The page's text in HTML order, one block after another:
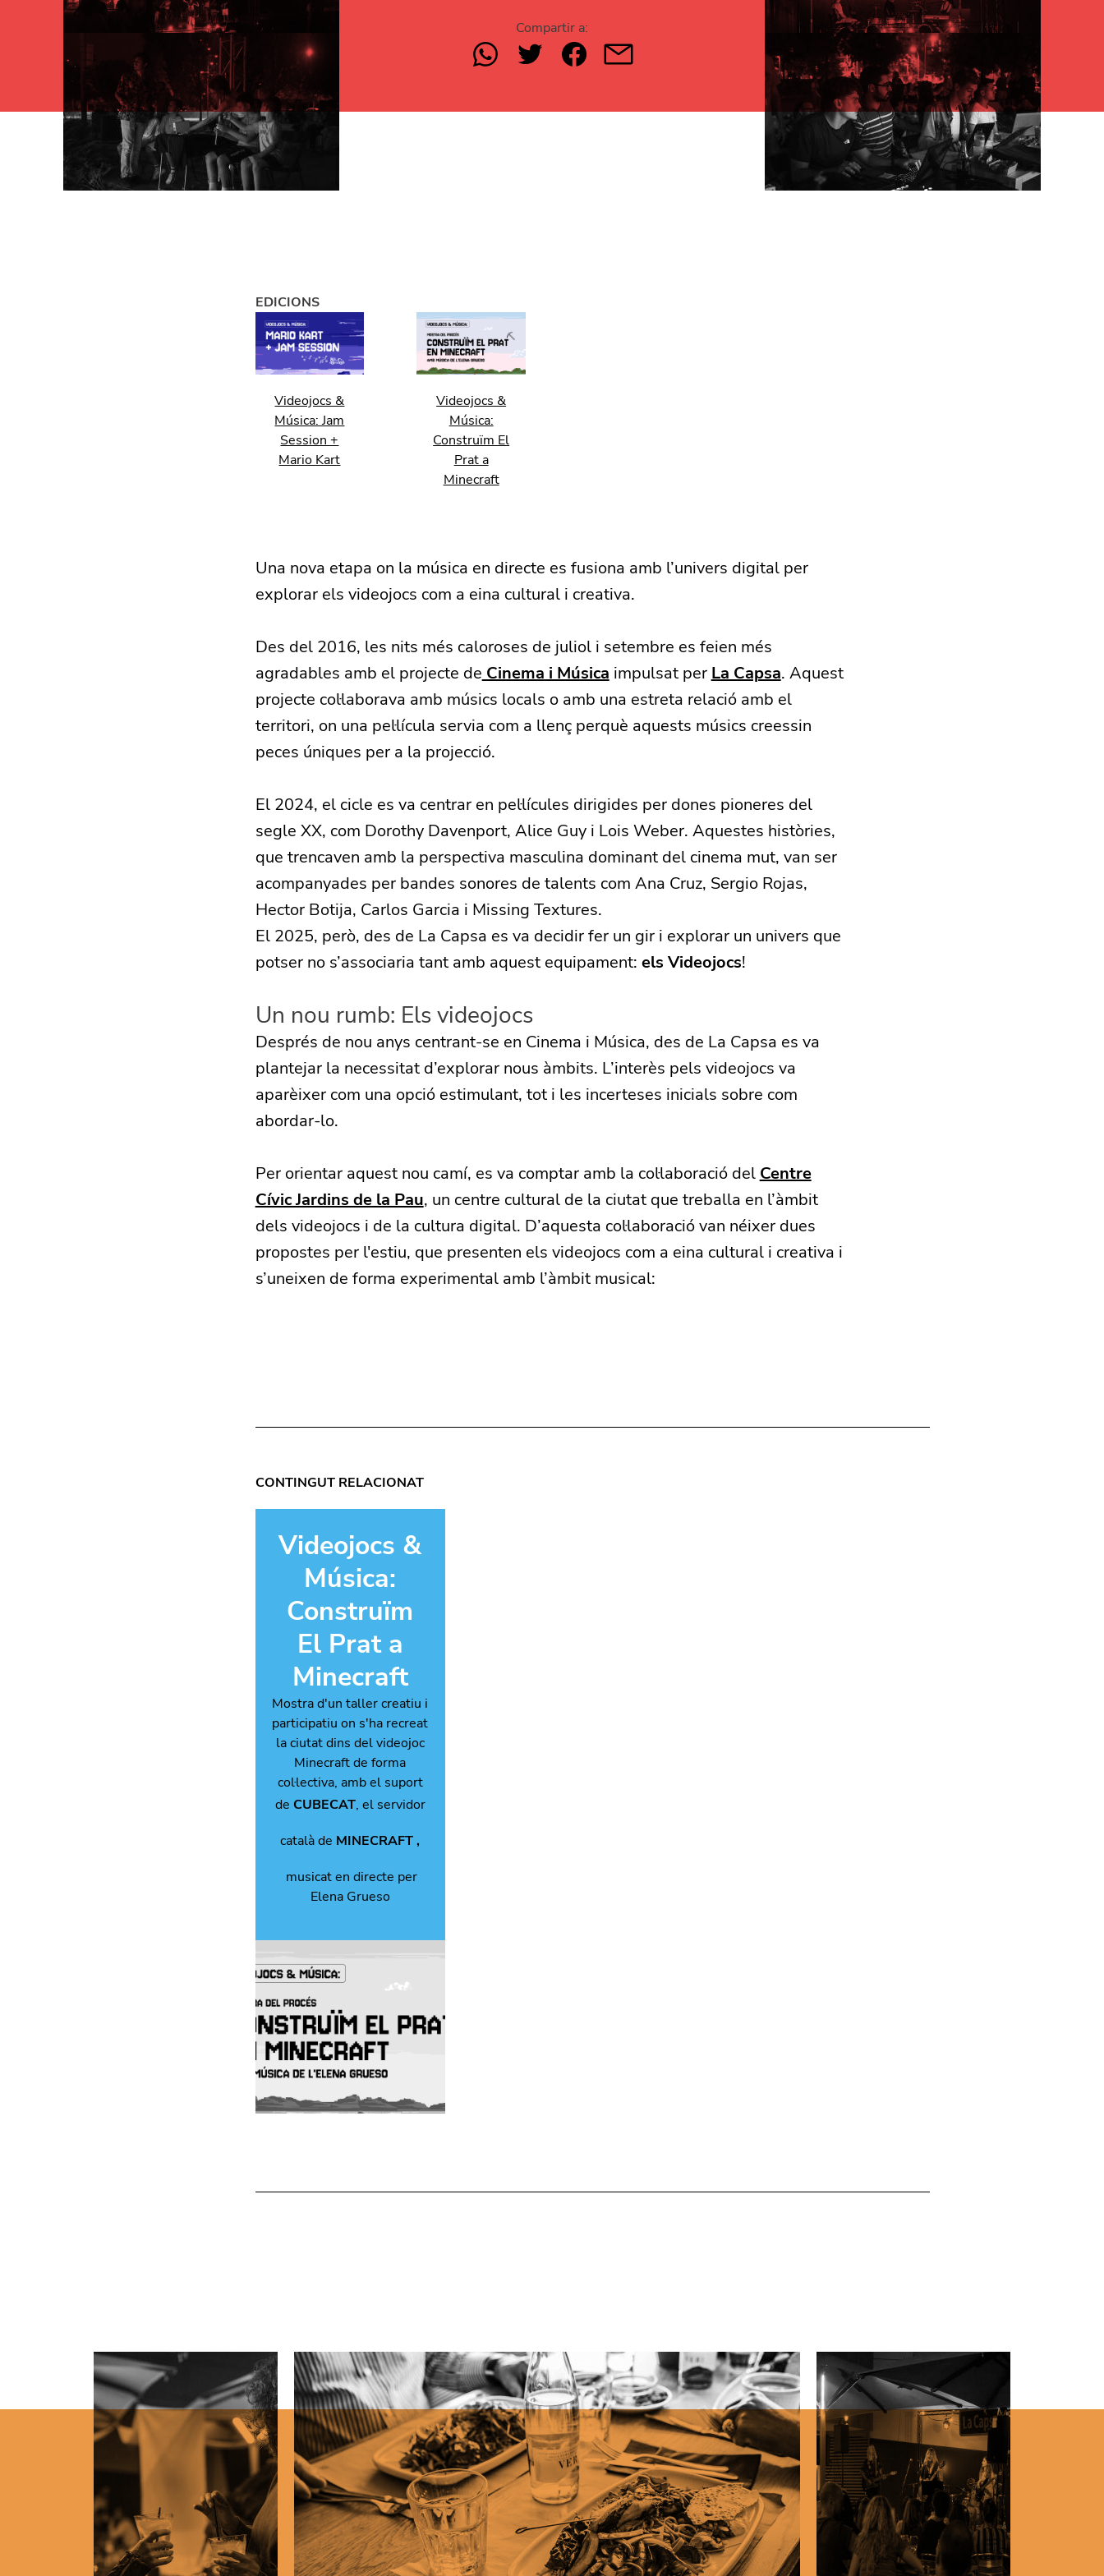
Compartir a:
EDICIONS
Videojocs &
Música: Jam
Session +
Mario Kart
Videojocs &
Música:
Construïm El
Prat a
Minecraft
Una nova etapa on la música en directe es fusiona amb l’univers digital per
explorar els videojocs com a eina cultural i creativa.
Des del 2016, les nits més caloroses de juliol i setembre es feien més
agradables amb el projecte de Cinema i Música impulsat per La Capsa. Aquest
projecte col·laborava amb músics locals o amb una estreta relació amb el
territori, on una pel·lícula servia com a llenç perquè aquests músics creessin
peces úniques per a la projecció.
El 2024, el cicle es va centrar en pel·lícules dirigides per dones pioneres del
segle XX, com Dorothy Davenport, Alice Guy i Lois Weber. Aquestes històries,
que trencaven amb la perspectiva masculina dominant del cinema mut, van ser
acompanyades per bandes sonores de talents com Ana Cruz, Sergio Rojas,
Hector Botija, Carlos Garcia i Missing Textures.
El 2025, però, des de La Capsa es va decidir fer un gir i explorar un univers que
potser no s’associaria tant amb aquest equipament: els Videojocs!
Un nou rumb: Els videojocs
Després de nou anys centrant-se en Cinema i Música, des de La Capsa es va
plantejar la necessitat d’explorar nous àmbits. L’interès pels videojocs va
aparèixer com una opció estimulant, tot i les incerteses inicials sobre com
abordar-lo.
Per orientar aquest nou camí, es va comptar amb la col·laboració del Centre
Cívic Jardins de la Pau, un centre cultural de la ciutat que treballa en l’àmbit
dels videojocs i de la cultura digital. D’aquesta col·laboració van néixer dues
propostes per l'estiu, que presenten els videojocs com a eina cultural i creativa i
s’uneixen de forma experimental amb l’àmbit musical:
CONTINGUT RELACIONAT
Videojocs &
Música:
Construïm
El Prat a
Minecraft
Mostra d'un taller creatiu i
participatiu on s'ha recreat
la ciutat dins del videojoc
Minecraft de forma
col·lectiva, amb el suport
de CUBECAT, el servidor
català de MINECRAFT,
musicat en directe per
Elena Grueso